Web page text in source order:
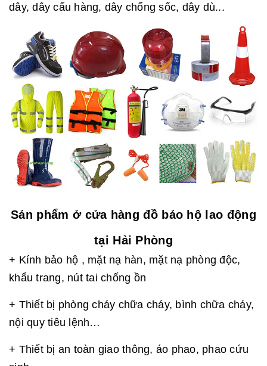
dây, dây cẩu hàng, dây chống sốc, dây dù...
Sản phẩm ở cửa hàng đồ bảo hộ lao động
tại Hải Phòng
+ Kính bảo hộ , mặt nạ hàn, mặt nạ phòng độc,
khẩu trang, nút tai chống ồn
+ Thiết bị phòng cháy chữa cháy, bình chữa cháy,
nội quy tiêu lệnh…
+ Thiết bị an toàn giao thông, áo phao, phao cứu